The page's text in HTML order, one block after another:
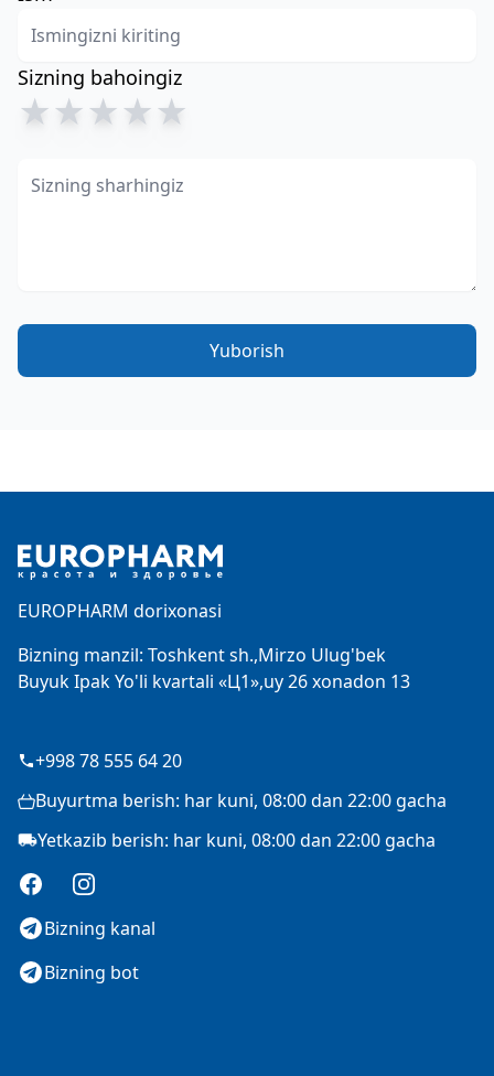
Sizning bahoingiz
★★★★★
Yuborish
EUROPHARM dorixonasi
Bizning manzil: Toshkent sh.,Mirzo Ulug'bek
Buyuk Ipak Yo'li kvartali «Ц1»,uy 26 xonadon 13
+998 78 555 64 20
Buyurtma berish: har kuni, 08:00 dan 22:00 gacha
Yetkazib berish: har kuni, 08:00 dan 22:00 gacha
FacebookInstagram
Bizning kanal
Bizning bot